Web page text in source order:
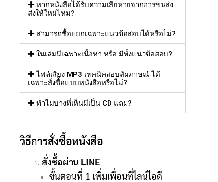
หากหนังสือได้รับความเสียหายจากการขนส่ง
ส่งให้ใหม่ไหม?
สามารถซื้อแยกเฉพาะแนวข้อสอบได้หรือไม่?
ในเล่มมีเฉพาะเนื้อหา หรือ มีทั้งแนวข้อสอบ?
ไฟล์เสียง MP3 เทคนิคสอบสัมภาษณ์ ได้
เฉพาะสั่งซื้อแบบหนังสือหรือไม่?
ทำไมบางที่เห็นมีเป็น CD แถม?
วิธีการสั่งซื้อหนังสือ
สั่งซื้อผ่าน LINE
ขั้นตอนที่ 1 เพิ่มเพื่อนที่ไลน์ไอดี